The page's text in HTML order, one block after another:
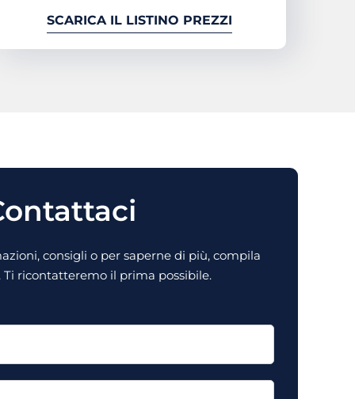
SCARICA IL LISTINO PREZZI
consigli o per saperne di più, compila
ricontatteremo il prima possibile.